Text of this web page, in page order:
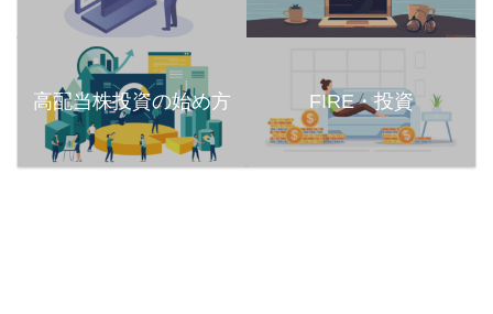
高配当株投資の始め方 FIRE・投資